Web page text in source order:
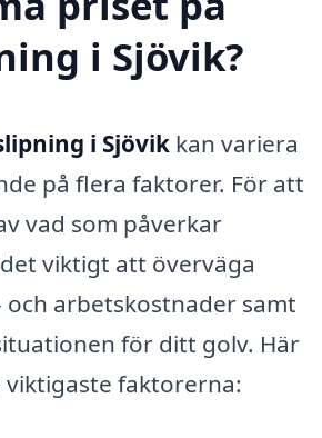
i Sjövik?
i Sjövik kan variera
på flera faktorer. För att
vad som påverkar
viktigt att överväga
och arbetskostnader samt
för ditt golv. Här
viktigaste faktorerna: